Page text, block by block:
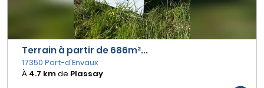
Terrain à partir de 686m²...
17350 Port-d'Envaux
À 4.7 kmde Plassay